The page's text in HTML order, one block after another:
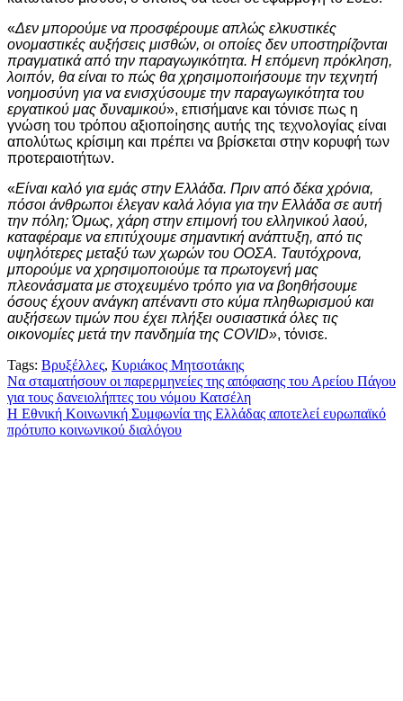
«Δεν μπορούμε να προσφέρουμε απλώς ελκυστικές
ονομαστικές αυξήσεις μισθών, οι οποίες δεν υποστηρίζονται
πραγματικά από την παραγωγικότητα. Η επόμενη πρόκληση,
λοιπόν, θα είναι το πώς θα χρησιμοποιήσουμε την τεχνητή
νοημοσύνη για να ενισχύσουμε την παραγωγικότητα του
εργατικού μας δυναμικού», επισήμανε και τόνισε πως η
γνώση του τρόπου αξιοποίησης αυτής της τεχνολογίας είναι
απολύτως κρίσιμη και πρέπει να βρίσκεται στην κορυφή των
προτεραιοτήτων.
«Είναι καλό για εμάς στην Ελλάδα. Πριν από δέκα χρόνια,
πόσοι άνθρωποι έλεγαν καλά λόγια για την Ελλάδα σε αυτή
την πόλη; Όμως, χάρη στην επιμονή του ελληνικού λαού,
καταφέραμε να επιτύχουμε σημαντική ανάπτυξη, από τις
υψηλότερες μεταξύ των χωρών του ΟΟΣΑ. Ταυτόχρονα,
μπορούμε να χρησιμοποιούμε τα πρωτογενή μας
πλεονάσματα με στοχευμένο τρόπο για να βοηθήσουμε
όσους έχουν ανάγκη απέναντι στο κύμα πληθωρισμού και
αυξήσεων τιμών που έχει πλήξει ουσιαστικά όλες τις
οικονομίες μετά την πανδημία της COVID», τόνισε.
Tags: Βρυξέλλες, Κυριάκος Μητσοτάκης
Πλοήγηση
άρθρων
Να σταματήσουν οι παρερμηνείες της απόφασης του Αρείου Πάγου
για τους δανειολήπτες του νόμου Κατσέλη
Η Εθνική Κοινωνική Συμφωνία της Ελλάδας αποτελεί ευρωπαϊκό
πρότυπο κοινωνικού διαλόγου